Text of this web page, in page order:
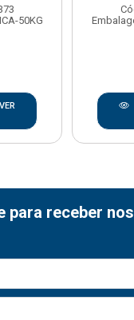
50KG
para receber